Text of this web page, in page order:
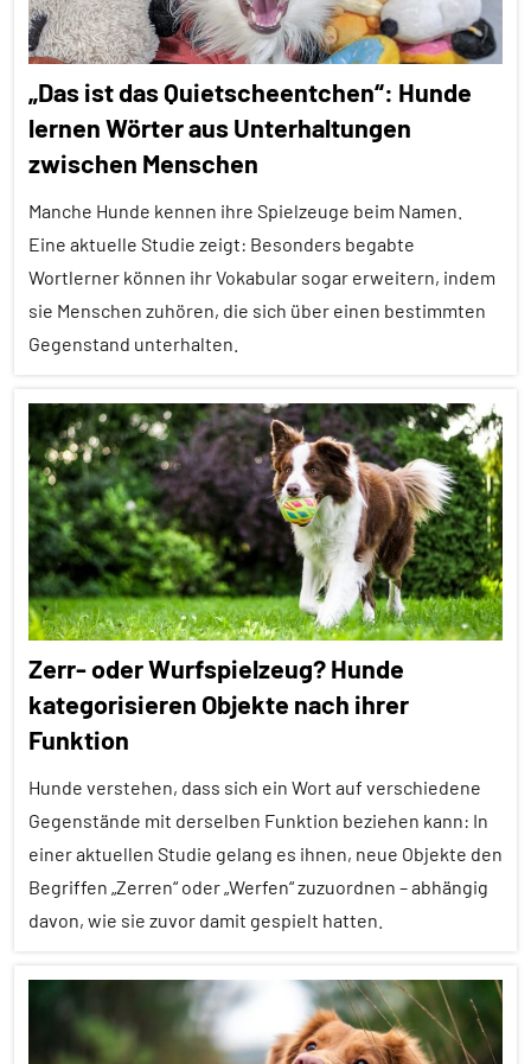
„Das ist das Quietscheentchen“: Hunde
lernen Wörter aus Unterhaltungen
zwischen Menschen
Manche Hunde kennen ihre Spielzeuge beim Namen.
Eine aktuelle Studie zeigt: Besonders begabte
Wortlerner können ihr Vokabular sogar erweitern, indem
sie Menschen zuhören, die sich über einen bestimmten
Gegenstand unterhalten.
Alle
Artikel
Alle
Themen
Alle
Tiergruppen
Forschung
aktuell
Haustiere
Kommunikation
Lernen
und
Kognition
Säugetiere
Zerr- oder Wurfspielzeug? Hunde
kategorisieren Objekte nach ihrer
Funktion
Hunde verstehen, dass sich ein Wort auf verschiedene
Gegenstände mit derselben Funktion beziehen kann: In
einer aktuellen Studie gelang es ihnen, neue Objekte den
Begriffen „Zerren“ oder „Werfen“ zuzuordnen – abhängig
davon, wie sie zuvor damit gespielt hatten.
Artikel